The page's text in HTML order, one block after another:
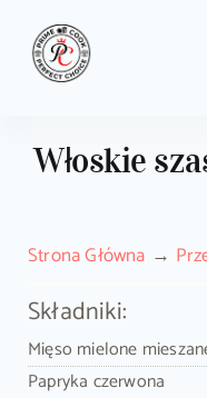
content
Search
for:
Włoskie
Strona Główna
Składniki:
Mięso mielone
Papryka czerwona